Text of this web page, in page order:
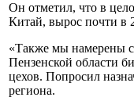
Он отметил, что в
Китай, вырос почти в
«Также мы намерены
Пензенской области
цехов. Попросил
региона.